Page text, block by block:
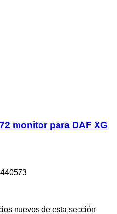
monitor para DAF XG
nuevos de esta sección